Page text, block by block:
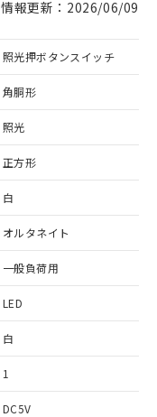
情報更新：2026/06/09
照光押ボタンスイッチ
角胴形
照光
正方形
白
オルタネイト
一般負荷用
LED
白
1
DC5V